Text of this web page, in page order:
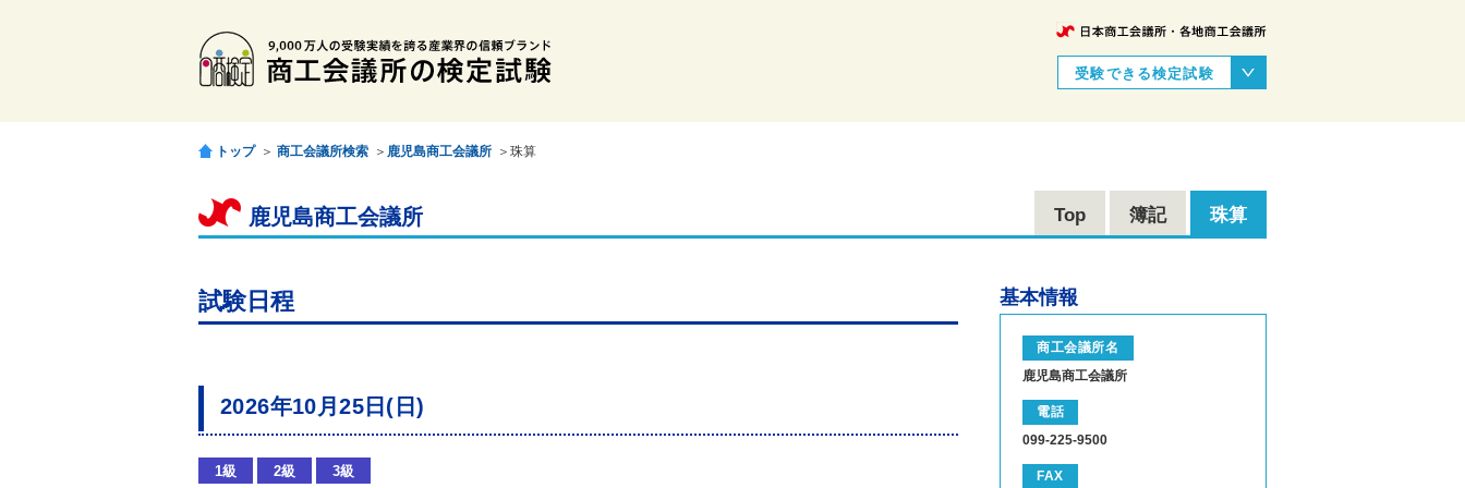
受験できる検定試験
トップ ＞ 商工会議所検索 ＞ 鹿児島商工会議所 ＞珠算
鹿児島商工会議所 Top 簿記 珠算
試験日程
2026年10月25日(日)
1級 2級 3級
基本情報
商工会議所名
鹿児島商工会議所
電話
099-225-9500
FAX